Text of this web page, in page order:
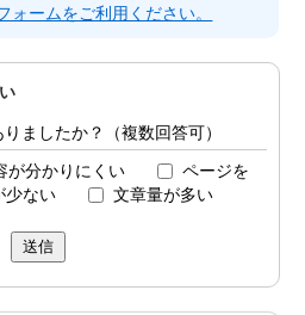
ォームをご利用ください。
ましたか？（複数回答可）
が分かりにくい
ページを
少ない 文章量が多い
送信